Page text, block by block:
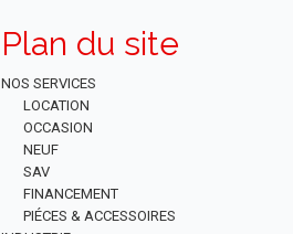
Plan du site
NOS SERVICES
LOCATION
OCCASION
NEUF
SAV
FINANCEMENT
PIÉCES & ACCESSOIRES